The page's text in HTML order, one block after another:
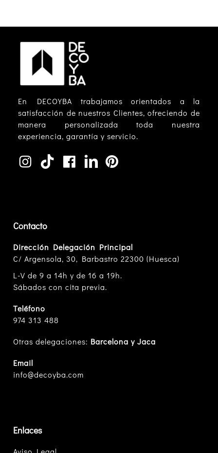
En DECOYBA trabajamos orientados a la
satisfacción de nuestros Clientes, ofreciendo de
manera personalizada toda nuestra
experiencia, garantía y servicio.
Contacto
Dirección Delegación Principal
C/ Argensola, 30, Barbastro 22300 (Huesca)
L-V de 9 a 14h y de 16 a 19h.
Sábados con cita previa.
Teléfono
974 313 488
Otras delegaciones: Barcelona y Jaca
Email
info@decoyba.com
Enlaces